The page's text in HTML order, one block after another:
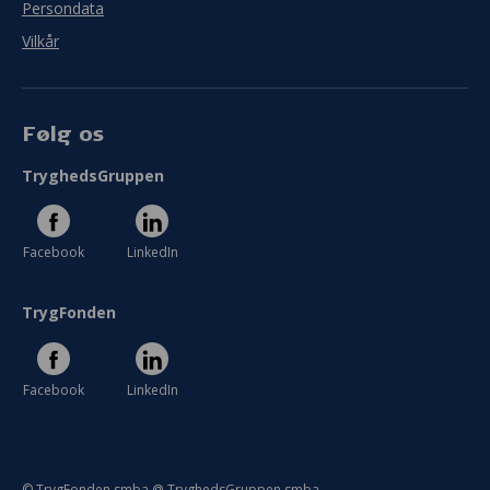
Persondata
Vilkår
Følg os
TryghedsGruppen
Facebook LinkedIn
TrygFonden
Facebook LinkedIn